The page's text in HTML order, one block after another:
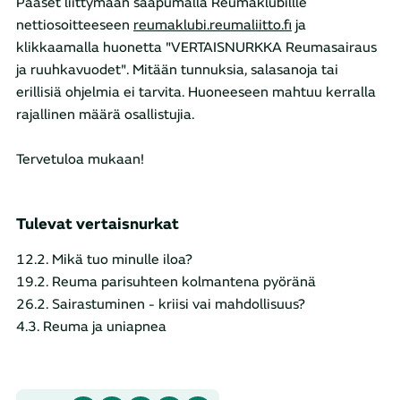
nettiosoitteeseen reumaklubi.reumaliitto.fi ja
klikkaamalla huonetta "VERTAISNURKKA Reumasairaus
ja ruuhkavuodet". Mitään tunnuksia, salasanoja tai
erillisiä ohjelmia ei tarvita. Huoneeseen mahtuu kerralla
rajallinen määrä osallistujia.
Tervetuloa mukaan!
Tulevat vertaisnurkat
12.2. Mikä tuo minulle iloa?
19.2. Reuma parisuhteen kolmantena pyöränä
26.2. Sairastuminen - kriisi vai mahdollisuus?
4.3. Reuma ja uniapnea